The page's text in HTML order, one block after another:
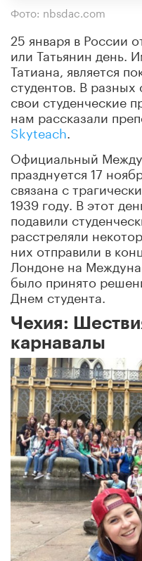
Фото: nbsdac.com
25 января в России
или Татьянин день.
Татиана, является
студентов. В
свои студенческие
нам рассказали
Skyteach
Официальный
празднуется 17
связана с
1939 году. В этот
подавили
расстреляли
них отправили в
Лондоне на
было принято
Днем студента.
Чехия:
карнавалы